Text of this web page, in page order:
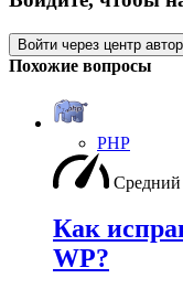
Войти через центр
Похожие вопросы
PHP
Средний
Как
WP?